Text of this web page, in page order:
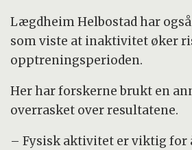
Lægdheim Helbostad har
som viste at inaktivitet øker
opptreningsperioden.
Her har forskerne brukt en
overrasket over resultatene.
– Fysisk aktivitet er viktig for